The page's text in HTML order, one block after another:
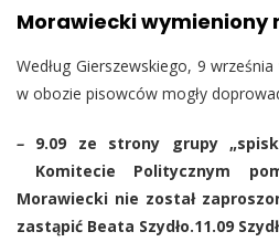
Morawiecki wymieniony
Według Gierszewskiego, 9
w obozie pisowców mogły
– 9.09 ze strony grupy
Komitecie Politycznym
Morawiecki nie został
zastąpić Beata Szydło.11.09